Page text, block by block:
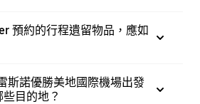
預約的行程遺留物品，應如
斯諾優勝美地國際機場出發
目的地？